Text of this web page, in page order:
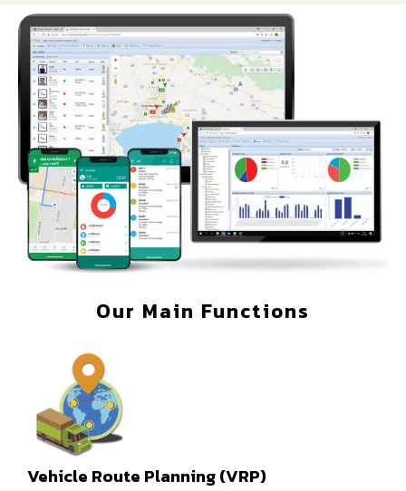
Our Main Functions
Vehicle Route Planning (VRP)